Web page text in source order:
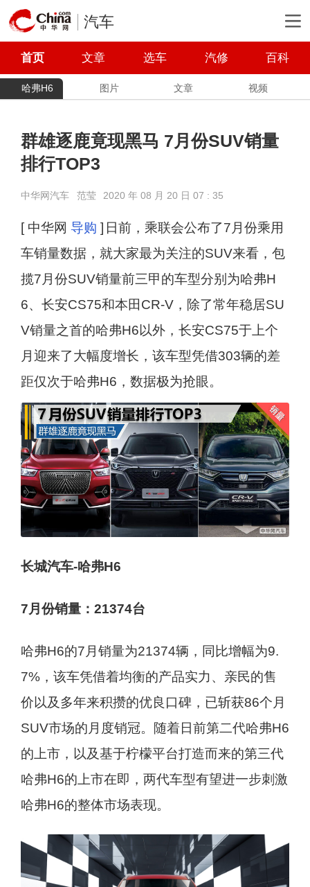
汽车
首页 文章 选车 汽修 百科
哈弗H6 图片 文章 视频
群雄逐鹿竟现黑马 7月份SUV销量
排行TOP3
中华网汽车 范莹 2020 年 08 月 20 日 07 : 35
[ 中华网 导购 ] 日前，乘联会公布了7月份乘用
车销量数据，就大家最为关注的SUV来看，包
揽7月份SUV销量前三甲的车型分别为哈弗H
6、长安CS75和本田CR-V，除了常年稳居SU
V销量之首的哈弗H6以外，长安CS75于上个
月迎来了大幅度增长，该车型凭借303辆的差
距仅次于哈弗H6，数据极为抢眼。
长城汽车-哈弗H6
7月份销量：21374台
哈弗H6的7月销量为21374辆，同比增幅为9.
7%，该车凭借着均衡的产品实力、亲民的售
价以及多年来积攒的优良口碑，已斩获86个月
SUV市场的月度销冠。随着日前第二代哈弗H6
的上市，以及基于柠檬平台打造而来的第三代
哈弗H6的上市在即，两代车型有望进一步刺激
哈弗H6的整体市场表现。